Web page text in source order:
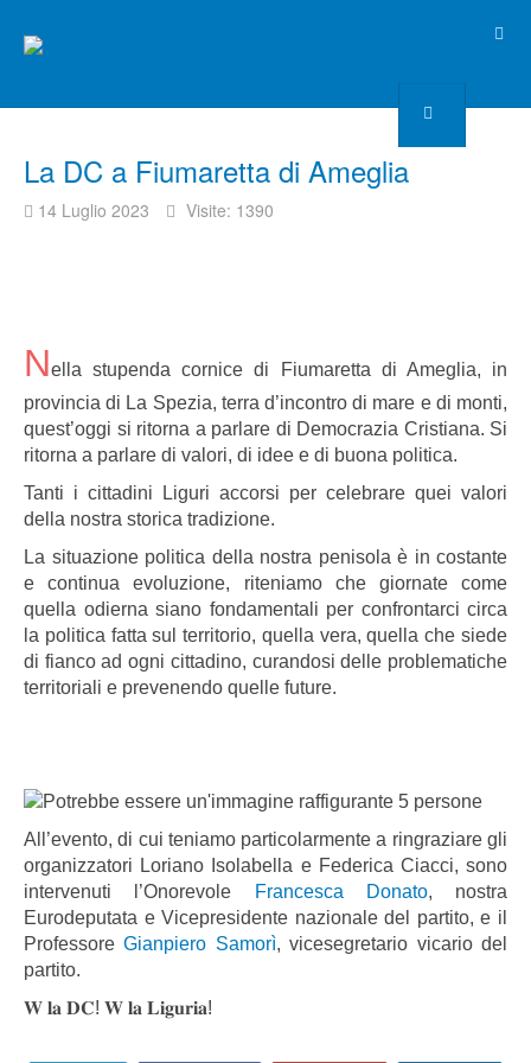
La DC a Fiumaretta di Ameglia
14 Luglio 2023 Visite: 1390
Nella stupenda cornice di Fiumaretta di Ameglia, in
provincia di La Spezia, terra d’incontro di mare e di monti,
quest’oggi si ritorna a parlare di Democrazia Cristiana. Si
ritorna a parlare di valori, di idee e di buona politica.
Tanti i cittadini Liguri accorsi per celebrare quei valori
della nostra storica tradizione.
La situazione politica della nostra penisola è in costante
e continua evoluzione, riteniamo che giornate come
quella odierna siano fondamentali per confrontarci circa
la politica fatta sul territorio, quella vera, quella che siede
di fianco ad ogni cittadino, curandosi delle problematiche
territoriali e prevenendo quelle future.
All’evento, di cui teniamo particolarmente a ringraziare gli
organizzatori Loriano Isolabella e Federica Ciacci, sono
intervenuti l’Onorevole
Francesca Donato, nostra
Eurodeputata e Vicepresidente nazionale del partito, e il
ProfessoreGianpiero Samorì, vicesegretario vicario del
partito.
𝐖 𝐥𝐚 𝐃𝐂! 𝐖 𝐥𝐚 𝐋𝐢𝐠𝐮𝐫𝐢𝐚!